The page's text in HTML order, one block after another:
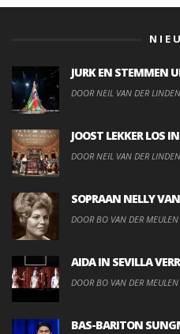
JURK EN STEMMEN
DOOR NEIL VAN DER LINDEN
JOOST LEKKER LOS
DOOR NEIL VAN DER LINDEN
SOPRAAN NELLY
DOOR BO VAN DER MEULEN
AIDA IN SEVILLA
DOOR BO VAN DER MEULEN
BAS-BARITON